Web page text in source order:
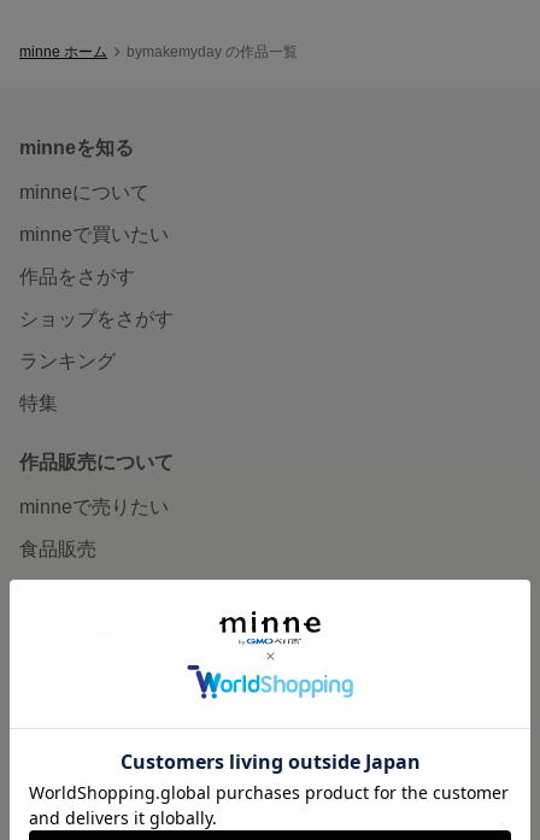
minne ホーム bymakemyday の作品一覧
minneを知る
minneについて
minneで買いたい
作品をさがす
ショップをさがす
ランキング
特集
作品販売について
minneで売りたい
食品販売
販売支援企画・イベント
読みもの